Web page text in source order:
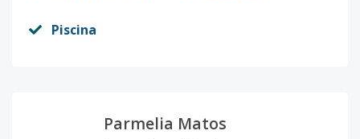
Piscina
Parmelia Matos